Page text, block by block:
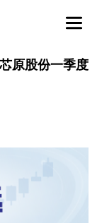
原股份一季度